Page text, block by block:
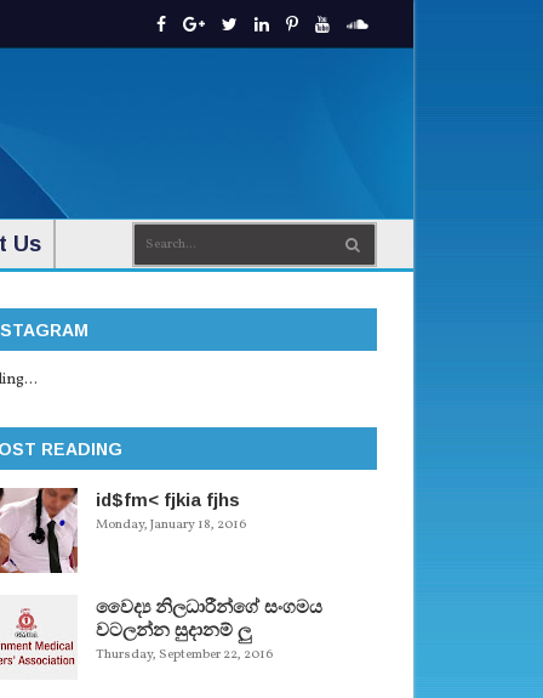
Us
READING
id$fm< fjkia fjhs
Monday, January 18, 2016
වෛද්‍ය නිලධාරීන්ගේ සංගමය
වටලන්න සුදානම් ලු
Thursday, September 22, 2016